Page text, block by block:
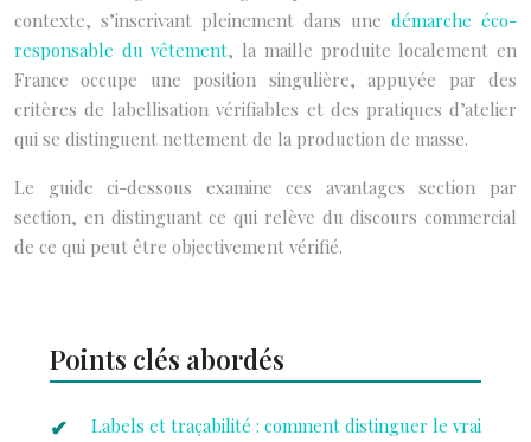
contexte, s’inscrivant pleinement dans une démarche éco-
responsable du vêtement, la maille produite localement en
France occupe une position singulière, appuyée par des
critères de labellisation vérifiables et des pratiques d’atelier
qui se distinguent nettement de la production de masse.
Le guide ci-dessous examine ces avantages section par
section, en distinguant ce qui relève du discours commercial
de ce qui peut être objectivement vérifié.
Points clés abordés
Labels et traçabilité : comment distinguer le vrai